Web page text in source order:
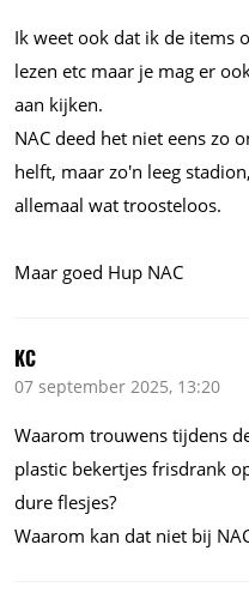
Ik weet ook dat ik de items
lezen etc maar je mag er
aan kijken.
NAC deed het niet eens zo
helft, maar zo'n leeg
allemaal wat troosteloos.
Maar goed Hup NAC
KC
07 september 2025, 13:20
Waarom trouwens tijdens
plastic bekertjes frisdrank
dure flesjes?
Waarom kan dat niet bij